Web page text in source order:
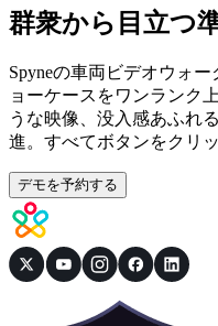
群衆から目立つ
Spyneの車両ビデオウォ
ョーケースをワンランク
うな映像、没入感あふれ
進。すべてボタンをクリ
デモを予約する